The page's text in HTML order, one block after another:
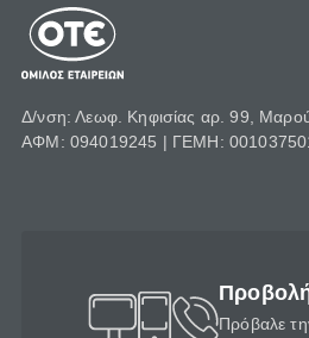
Δ/νση: Λεωφ. Κηφισίας αρ. 99,
ΑΦΜ: 094019245 | ΓΕΜΗ:
Πρόβαλε